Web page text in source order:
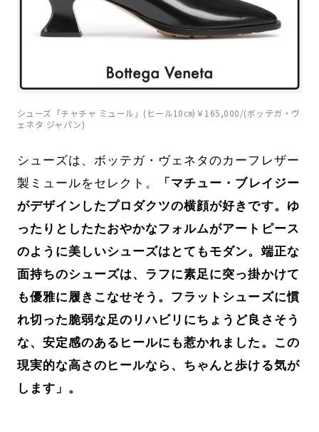
シューズ「チャチャ ミュール」(ヒール10㎝)￥165,000/(ボッテガ・ヴ
ェネタ ジャパン)
シューズは、ボッテガ・ヴェネタのカーフレザー
製ミュールをセレクト。
「マチュー・ブレイジー
がデザインしたプロダクツの横顔が好きです。ゆ
ったりとしたたおやかなフォルムがアートピース
のように美しいシューズはとてもモダン。端正な
面持ちのシューズは、ラフに素足に突っ掛かけて
も優雅に履きこなせそう。フラットシューズに慣
れ切った脆弱な足のリハビリにちょうど良さそう
な、安定感のあるヒールにも惹かれました。この
現実的な高さのヒールなら、ちゃんと歩ける気が
します」。